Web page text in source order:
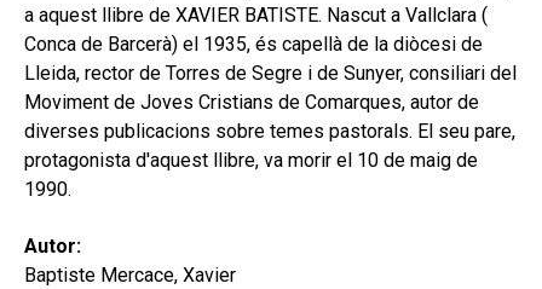
a aquest llibre de XAVIER BATISTE. Nascut a Vallclara (
Conca de Barcerà) el 1935, és capellà de la diòcesi de
Lleida, rector de Torres de Segre i de Sunyer, consiliari del
Moviment de Joves Cristians de Comarques, autor de
diverses publicacions sobre temes pastorals. El seu pare,
protagonista d'aquest llibre, va morir el 10 de maig de
1990.
Autor:
Baptiste Mercace, Xavier